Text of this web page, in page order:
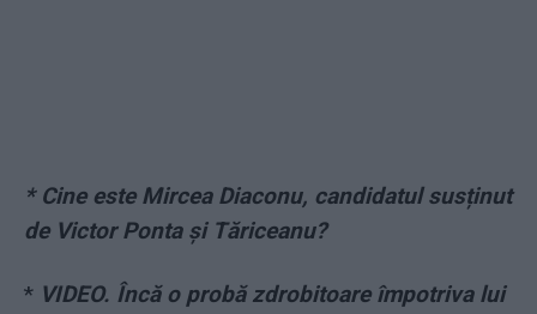
* Cine este Mircea Diaconu, candidatul susținut
de Victor Ponta și Tăriceanu?
* VIDEO. Încă o probă zdrobitoare împotriva lui